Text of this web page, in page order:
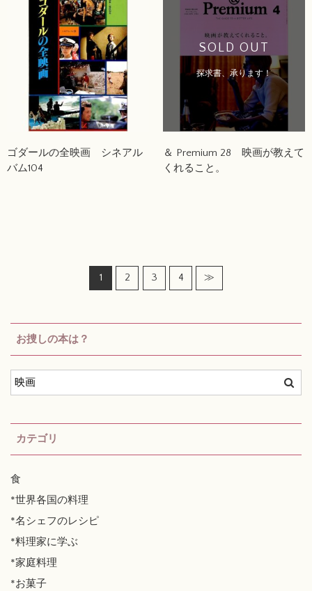
ゴダールの全映画 シネアル
バム104
SOLD OUT
探求書、承ります！
＆ Premium 28 映画が教えて
くれること。
1 2 3 4 ≫
お捜しの本は？
カテゴリ
食
*世界各国の料理
*名シェフのレシピ
*料理家に学ぶ
*家庭料理
*お菓子